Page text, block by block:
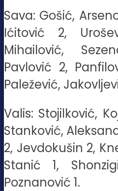
Sava: Gošić,
Ićitović 2,
Mihailović,
Pavlović 2,
Paležević,
Valis: Stojilković,
Stanković,
2, Jevdokušin 2,
Stanić 1,
Poznanović 1.